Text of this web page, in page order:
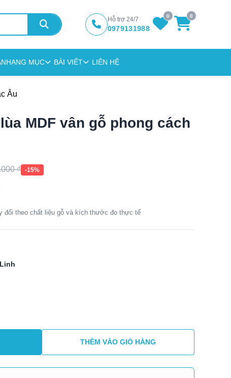
Hỗ trợ 24/7
0979131988
0 0
HẠNG MỤC BÀI VIẾT LIÊN HỆ
Âu
MDF vân gỗ phong cách
₫ -15%
đổi theo chất liệu gỗ và kích thước đo thực tế
THÊM VÀO GIỎ HÀNG